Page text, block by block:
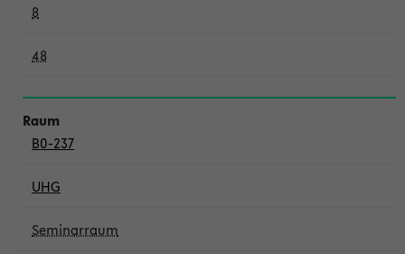
8
48
B0-237
UHG
Seminarraum